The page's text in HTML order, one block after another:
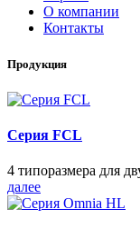
О компании
Контакты
Продукция
Серия FCL
4 типоразмера для
далее